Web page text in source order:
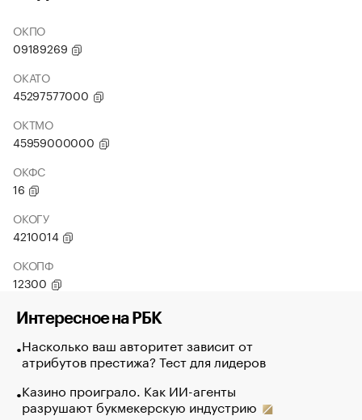
ОКПО
09189269
ОКАТО
45297577000
ОКТМО
45959000000
ОКФС
16
ОКОГУ
4210014
ОКОПФ
12300
Интересное на РБК
Насколько ваш авторитет зависит от
атрибутов престижа? Тест для лидеров
Казино проиграло. Как ИИ-агенты
разрушают букмекерскую индустрию